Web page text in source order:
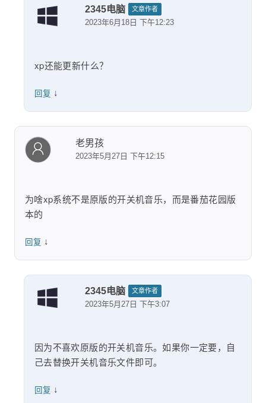
2345电脑 文章作者
2023年6月18日 下午12:23
xp还能更新什么？
回复 ↓
老男孩
2023年5月27日 下午12:15
为啥xp系统不是原版的开关机音乐，而是番茄花园版
本的
回复 ↓
2345电脑 文章作者
2023年5月27日 下午3:07
因为不喜欢原版的开关机音乐。如果你一定要，自
己去替换开关机音乐文件即可。
回复 ↓